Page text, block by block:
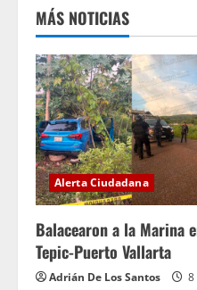
u
e
l
e
y
e
n
MÁS NOTICIAS
Alerta Ciudadana
Balacearon a la Marina
Tepic-Puerto Vallarta
Adrián De Los Santos 8